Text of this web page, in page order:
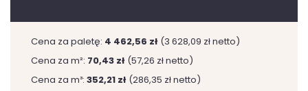
Cena za paletę: 4 462,56 zł (3 628,09 zł netto)
Cena za m²: 70,43 zł (57,26 zł netto)
Cena za m³: 352,21 zł (286,35 zł netto)